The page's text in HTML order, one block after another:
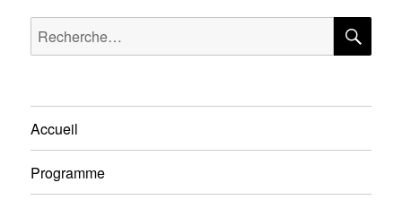
Recherche
pour :
Accueil
Programme